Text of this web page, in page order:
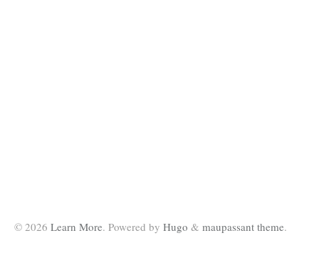
© 2026 Learn More. Powered by Hugo & maupassant theme.